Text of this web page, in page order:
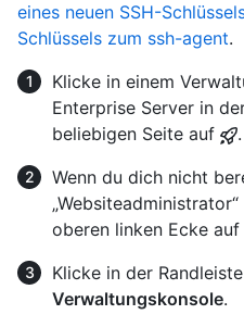
eines neuen SSH-
Schlüssels zum ssh-agent.
Klicke in einem
Enterprise Server in
beliebigen Seite auf
.
Wenn du dich nicht
oberen linken Ecke auf
Klicke in der Randleiste
Verwaltungskonsole.